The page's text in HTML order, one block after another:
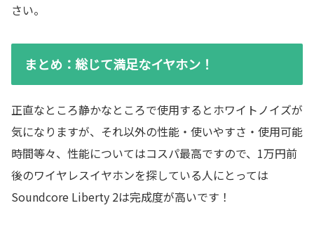
さい。
まとめ：総じて満足なイヤホン！
正直なところ静かなところで使用するとホワイトノイズが
気になりますが、それ以外の性能・使いやすさ・使用可能
時間等々、性能についてはコスパ最高ですので、1万円前
後のワイヤレスイヤホンを探している人にとっては
Soundcore Liberty 2は完成度が高いです！